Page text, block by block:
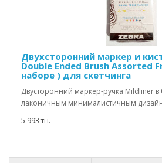
Двухсторонний маркер и
Double Ended Brush Assorted
наборе ) для скетчинга
Двусторонний маркер-ручка Mildliner в
лаконичным минималистичным
5 993 тн.